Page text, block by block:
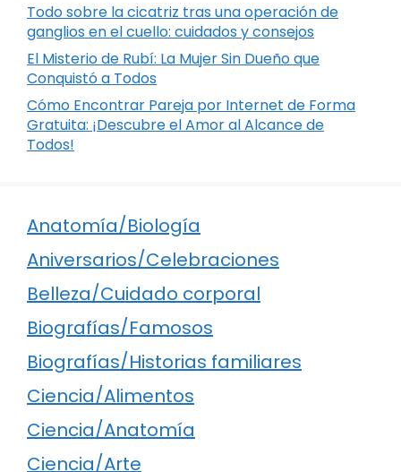
Todo sobre la cicatriz tras una operación de
ganglios en el cuello: cuidados y consejos
El Misterio de Rubí: La Mujer Sin Dueño que
Conquistó a Todos
Cómo Encontrar Pareja por Internet de Forma
Gratuita: ¡Descubre el Amor al Alcance de
Todos!
Anatomía/Biología
Aniversarios/Celebraciones
Belleza/Cuidado corporal
Biografías/Famosos
Biografías/Historias familiares
Ciencia/Alimentos
Ciencia/Anatomía
Ciencia/Arte